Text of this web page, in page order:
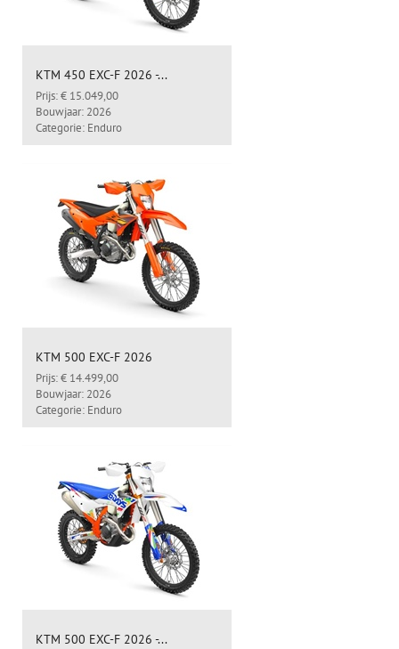
KTM 450 EXC-F 2026 -...
Prijs: € 15.049,00
Bouwjaar: 2026
Categorie: Enduro
KTM 500 EXC-F 2026
Prijs: € 14.499,00
Bouwjaar: 2026
Categorie: Enduro
KTM 500 EXC-F 2026 -...